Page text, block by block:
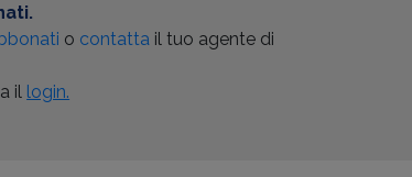
o contatta il tuo agente di
il login.